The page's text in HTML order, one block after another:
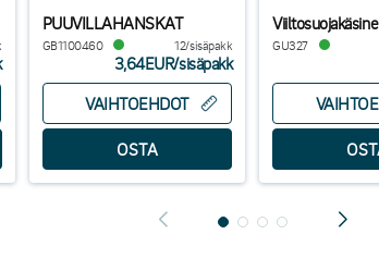
PUUVILLAHANSKAT
GB1100460 12/sisäpakk
3,64EUR/sisäpakk
VAIHTOEHDOT
GU327